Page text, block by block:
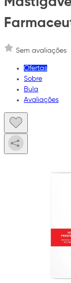
Sem avaliações
Ofertas
Sobre
Bula
Avaliações